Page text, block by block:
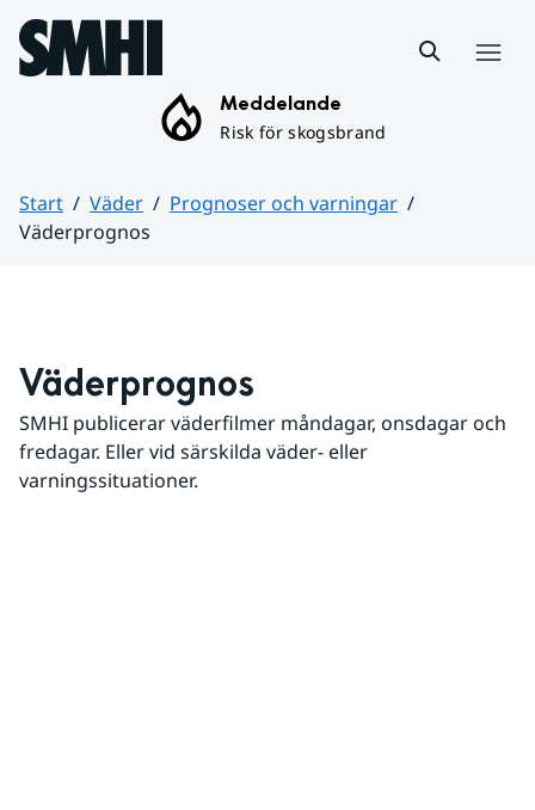
Hoppa till sidans innehåll
Meddelande
Risk för skogsbrand
Start Väder
Prognoser och varningar
Väderprognos
Väderprognos
SMHI publicerar väderfilmer måndagar, onsdagar och
fredagar. Eller vid särskilda väder- eller
varningssituationer.